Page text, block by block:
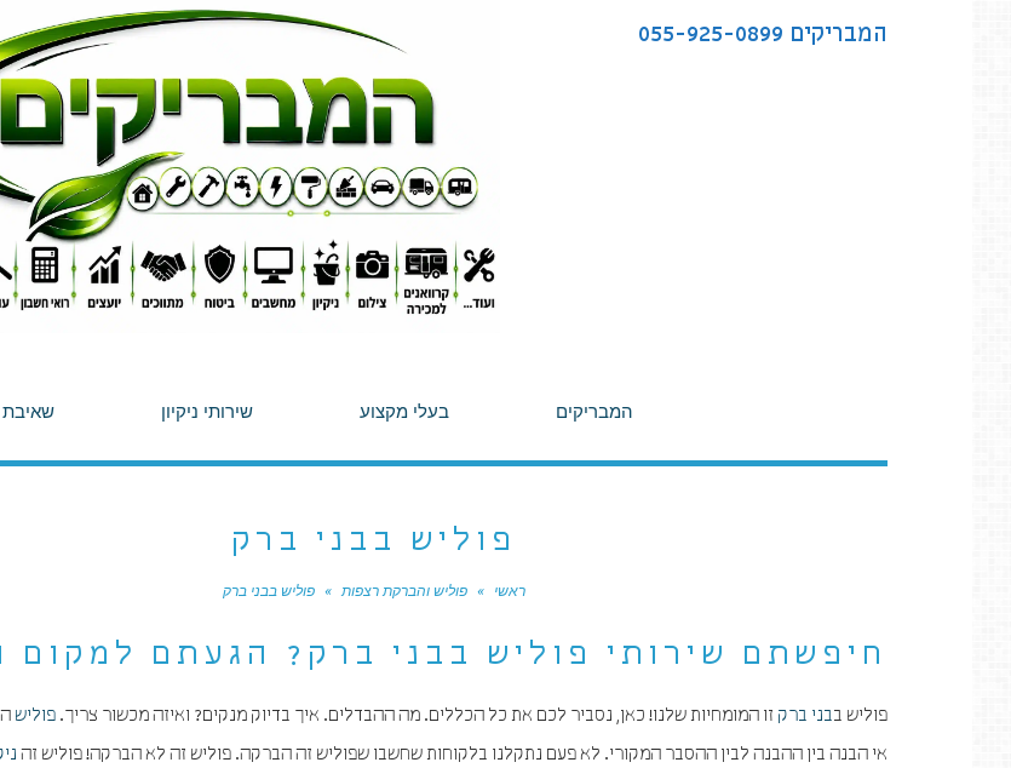
המבריקים 055-925-0899
המבריקים בעלי מקצוע שירותי ניקיון
פוליש בבני ברק
ראשי » פוליש והברקת רצפות » פוליש בבני ברק
חיפשתם שירותי פוליש בבני ברק? הגעתם למקום
פוליש בבני ברק זו המומחיות שלנו! כאן, נסביר לכם את כל הכללים. מה ההבדלים. איך בדיוק מנקים? ואיזה מכשור צריך. פוליש
אי הבנה בין ההבנה לבין ההסבר המקורי. לא פעם נתקלנו בלקוחות שחשבו שפוליש זה הברקה. פוליש זה לא הברקה! פוליש זה